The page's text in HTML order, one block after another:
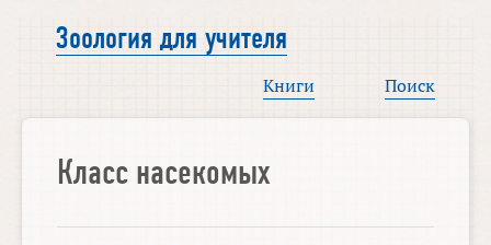
Зоология для учителя
Книги Поиск
Класс насекомых